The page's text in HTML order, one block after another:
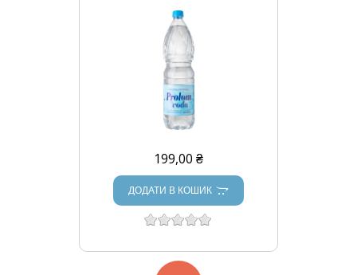
199,00 ₴
ДОДАТИ В КОШИК